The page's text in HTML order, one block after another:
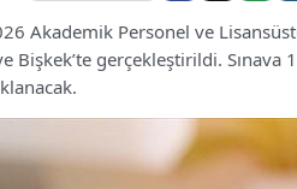
Akademik Personel ve
Bişkek’te gerçekleştirildi. Sınava